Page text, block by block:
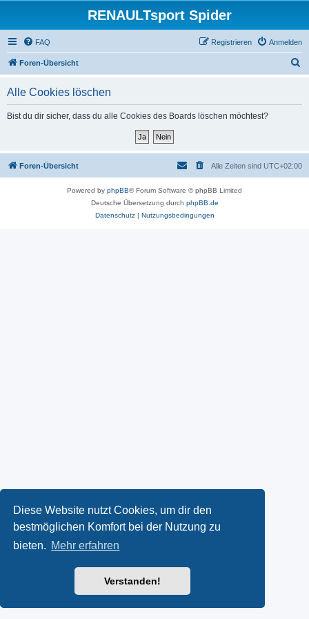
Diese Website nutzt Cookies, um dir den
bestmöglichen Komfort bei der Nutzung zu
bieten. Mehr erfahren
Verstanden!
RENAULTsport Spider
FAQ Anmelden
Registrieren
Foren-Übersicht
Alle Cookies löschen
Bist du dir sicher, dass du alle Cookies des Boards löschen möchtest?
Foren-Übersicht Alle Zeiten sind UTC+02:00
Powered by phpBB® Forum Software © phpBB Limited
Deutsche Übersetzung durch phpBB.de
Datenschutz| Nutzungsbedingungen